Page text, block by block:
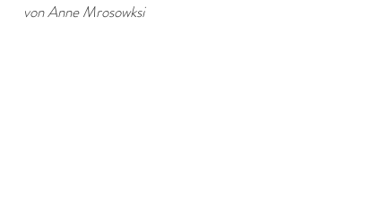
von Anne Mrosowksi